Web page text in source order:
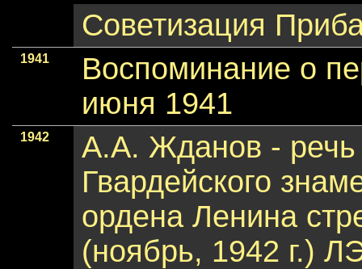
Советизация
1941
Воспоминание о
июня 1941
1942
А.А. Жданов - речь
Гвардейского
ордена Ленина
(ноябрь, 1942 г.)